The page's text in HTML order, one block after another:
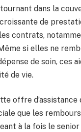
dans la
de
les contrats,
si elles ne
de soin, ces
de vie.
offre d’assistance
que les
à la fois le